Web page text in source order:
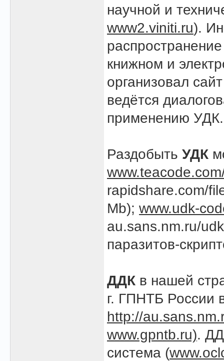
научной и
www2.viniti.ru).
книжном и
организовал
ведётся
применению УДК.
Раздобыть УДК
rapidshare.com/
Mb); www.udk-
au.sans.nm.ru/
паразитов-
ДДК в нашей
г. ГПНТБ России
http://
www.gpntb.ru).
система (